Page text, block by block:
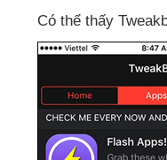
Có thể thấy